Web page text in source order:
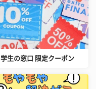
学生の窓口 限定クーポン